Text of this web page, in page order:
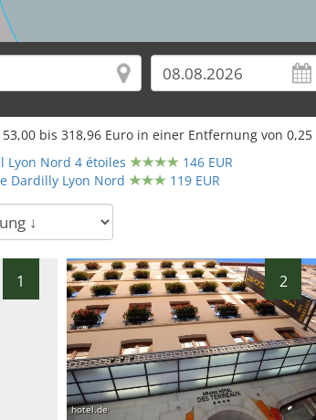
53,00 bis 318,96 Euro in einer Entfernung von 0,25
Lyon Nord 4 étoiles
146 EUR
Dardilly Lyon Nord
119 EUR
1 2
hotel.de